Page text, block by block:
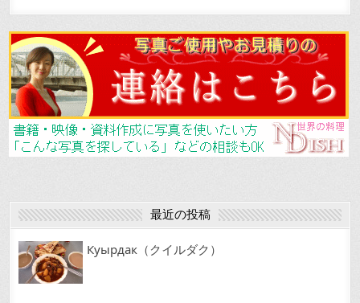
c
e
b
o
o
k
ai
l
e
最近の投稿
Куырдак（クイルダク）